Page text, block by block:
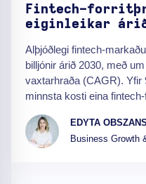
Fintech-
eiginleikar árið
Alþjóðlegi fintech-
billjónir árið 2030, með
vaxtarhraða (CAGR). Yfir
minnsta kosti eina
EDYTA
Business Growth